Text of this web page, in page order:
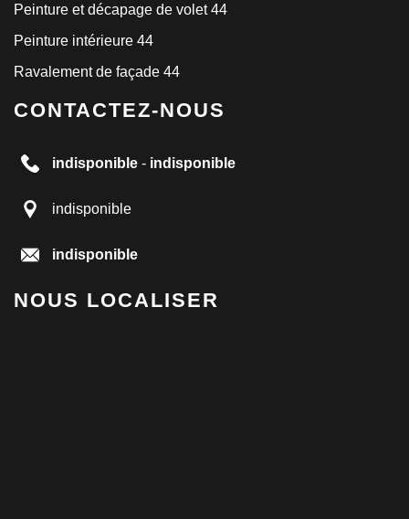
Peinture et décapage de volet 44
Peinture intérieure 44
Ravalement de façade 44
CONTACTEZ-NOUS
indisponible - indisponible
indisponible
indisponible
NOUS LOCALISER